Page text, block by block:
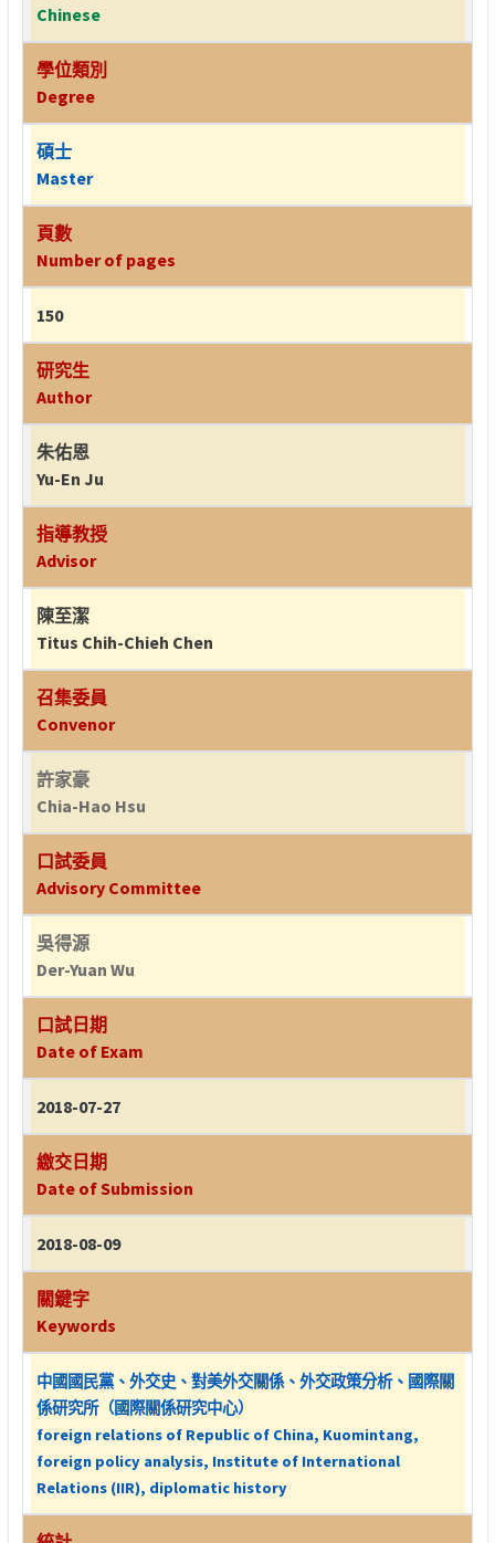
Chinese
學位類別
Degree
碩士
Master
頁數
Number of pages
150
研究生
Author
朱佑恩
Yu-En Ju
指導教授
Advisor
陳至潔
Titus Chih-Chieh Chen
召集委員
Convenor
許家豪
Chia-Hao Hsu
口試委員
Advisory Committee
吳得源
Der-Yuan Wu
口試日期
Date of Exam
2018-07-27
繳交日期
Date of Submission
2018-08-09
關鍵字
Keywords
中國國民黨、外交史、對美外交關係、外交政策分析、國際關
係研究所（國際關係研究中心）
foreign relations of Republic of China, Kuomintang,
foreign policy analysis, Institute of International
Relations (IIR), diplomatic history